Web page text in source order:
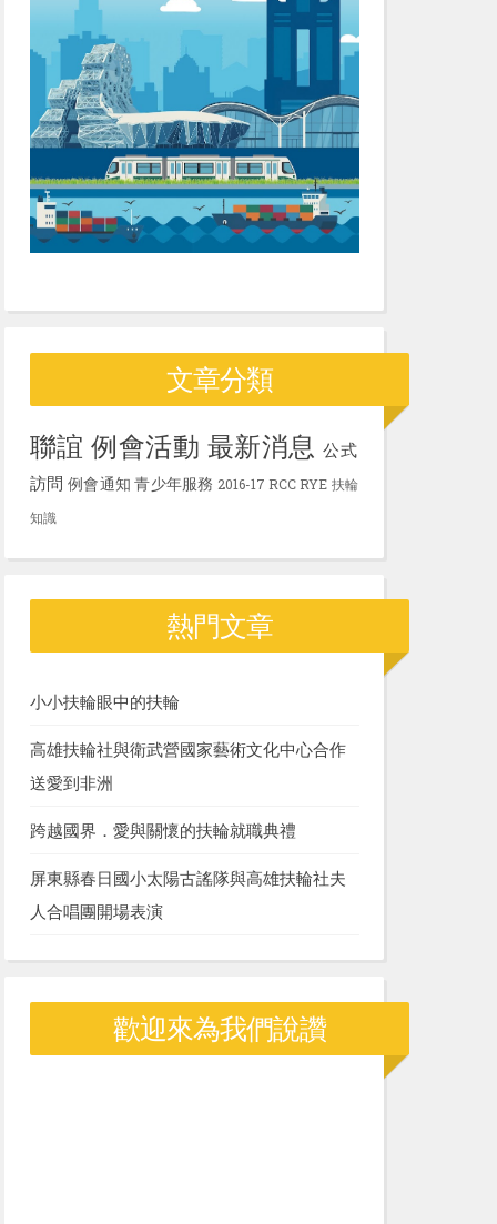
文章分類
聯誼 例會活動 最新消息 公式
訪問 例會通知 青少年服務 2016-17 RCC RYE 扶輪
知識
熱門文章
小小扶輪眼中的扶輪
高雄扶輪社與衛武營國家藝術文化中心合作
送愛到非洲
跨越國界．愛與關懷的扶輪就職典禮
屏東縣春日國小太陽古謠隊與高雄扶輪社夫
人合唱團開場表演
歡迎來為我們說讚